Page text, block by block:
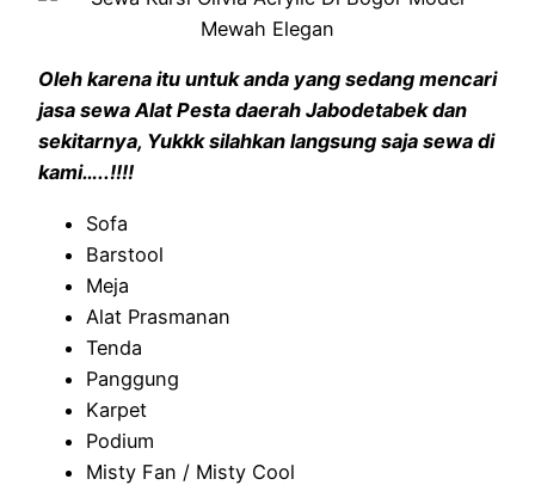
Oleh karena itu untuk anda yang sedang mencari
jasa sewa Alat Pesta daerah Jabodetabek dan
sekitarnya, Yukkk silahkan langsung saja sewa di
kami…..!!!!
Sofa
Barstool
Meja
Alat Prasmanan
Tenda
Panggung
Karpet
Podium
Misty Fan / Misty Cool